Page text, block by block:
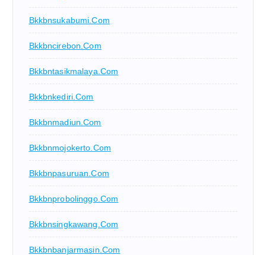
Bkkbnsukabumi.com
Bkkbncirebon.com
Bkkbntasikmalaya.com
Bkkbnkediri.com
Bkkbnmadiun.com
Bkkbnmojokerto.com
Bkkbnpasuruan.com
Bkkbnprobolinggo.com
Bkkbnsingkawang.com
Bkkbnbanjarmasin.com